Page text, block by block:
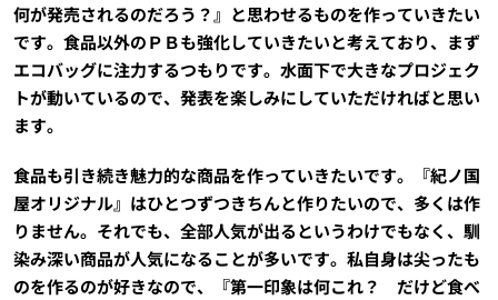
何が発売されるのだろう？』と思わせるものを作っていきたい
です。食品以外のＰＢも強化していきたいと考えており、まず
エコバッグに注力するつもりです。水面下で大きなプロジェク
トが動いているので、発表を楽しみにしていただければと思い
ます。
食品も引き続き魅力的な商品を作っていきたいです。『紀ノ国
屋オリジナル』はひとつずつきちんと作りたいので、多くは作
りません。それでも、全部人気が出るというわけでもなく、馴
染み深い商品が人気になることが多いです。私自身は尖ったも
のを作るのが好きなので、『第一印象は何これ？ だけど食べ